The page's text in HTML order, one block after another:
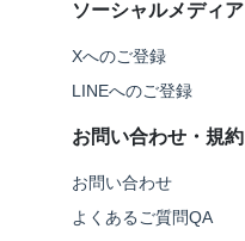
ソーシャルメディア
Xへのご登録
LINEへのご登録
お問い合わせ・規約
お問い合わせ
よくあるご質問QA